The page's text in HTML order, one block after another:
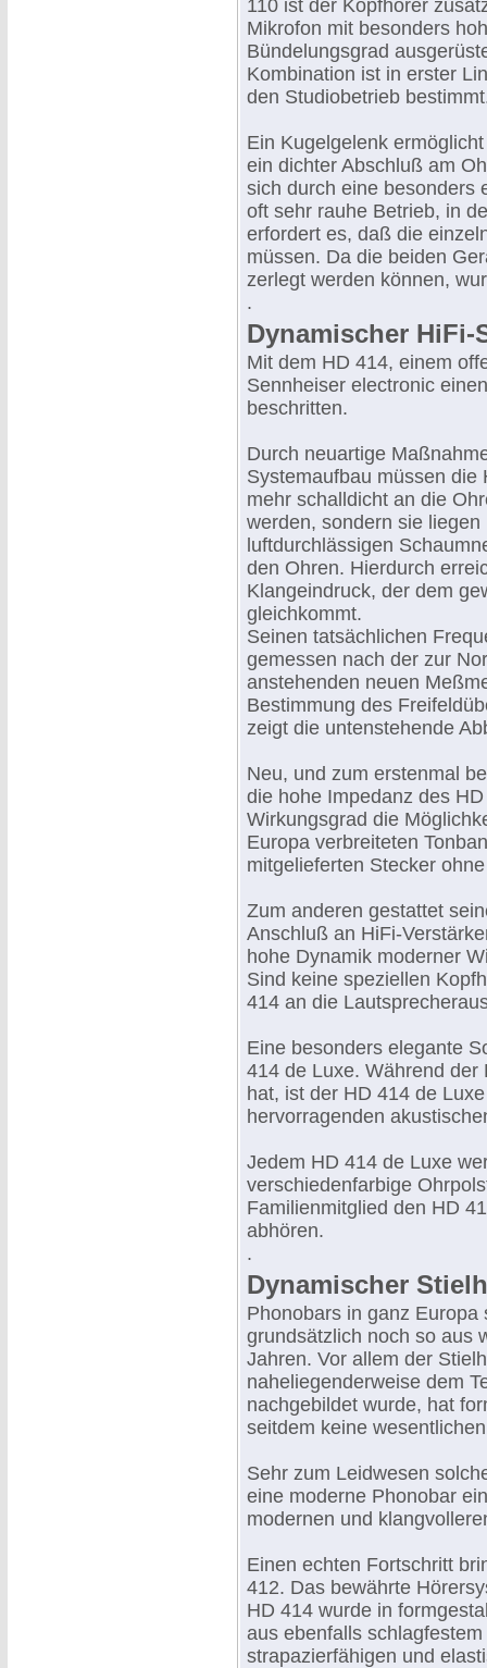
110 ist der Kopfhörer
Mikrofon mit besonders
Bündelungsgrad
Kombination ist in erster
den Studiobetrieb
Ein Kugelgelenk
ein dichter Abschluß am
sich durch eine besonders
oft sehr rauhe Betrieb, in
erfordert es, daß die
müssen. Da die beiden
zerlegt werden können,
.
Dynamischer HiFi-
Mit dem HD 414, einem
Sennheiser electronic
beschritten.
Durch neuartige
Systemaufbau müssen die
mehr schalldicht an die
werden, sondern sie liegen
luftdurchlässigen
den Ohren. Hierdurch
Klangeindruck, der dem
gleichkommt.
Seinen tatsächlichen
gemessen nach der zur
anstehenden neuen
Bestimmung des
zeigt die untenstehende
Neu, und zum erstenmal
die hohe Impedanz des
Wirkungsgrad die
Europa verbreiteten
mitgelieferten Stecker
Zum anderen gestattet
Anschluß an HiFi-
hohe Dynamik moderner
Sind keine speziellen
414 an die
Eine besonders elegante
414 de Luxe. Während
hat, ist der HD 414 de
hervorragenden
Jedem HD 414 de Luxe
verschiedenfarbige
Familienmitglied den HD
abhören.
.
Dynamischer
Phonobars in ganz Europa
grundsätzlich noch so aus
Jahren. Vor allem der
naheliegenderweise dem
nachgebildet wurde, hat
seitdem keine
Sehr zum Leidwesen
eine moderne Phonobar
modernen und
Einen echten Fortschritt
412. Das bewährte
HD 414 wurde in
aus ebenfalls
strapazierfähigen und